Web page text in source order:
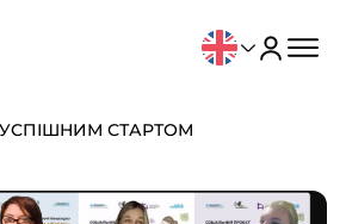
УСПІШНИМ СТАРТОМ